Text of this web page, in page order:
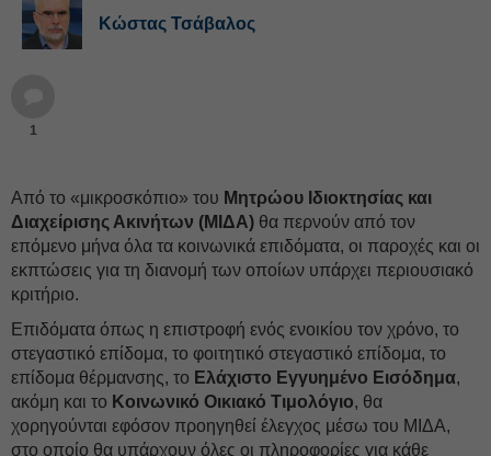
Κώστας Τσάβαλος
1
Από το «μικροσκόπιο» του Μητρώου Ιδιοκτησίας και
Διαχείρισης Ακινήτων (ΜΙΔΑ) θα περνούν από τον
επόμενο μήνα όλα τα κοινωνικά επιδόματα, οι παροχές και οι
εκπτώσεις για τη διανομή των οποίων υπάρχει περιουσιακό
κριτήριο.
Επιδόματα όπως η επιστροφή ενός ενοικίου τον χρόνο, το
στεγαστικό επίδομα, το φοιτητικό στεγαστικό επίδομα, το
επίδομα θέρμανσης, το Ελάχιστο Εγγυημένο Εισόδημα,
ακόμη και το Κοινωνικό Οικιακό Τιμολόγιο, θα
χορηγούνται εφόσον προηγηθεί έλεγχος μέσω του ΜΙΔΑ,
στο οποίο θα υπάρχουν όλες οι πληροφορίες για κάθε